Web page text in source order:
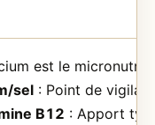
est le
sel : Point de
B12 : Apport